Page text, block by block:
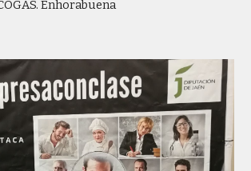
Enhorabuena